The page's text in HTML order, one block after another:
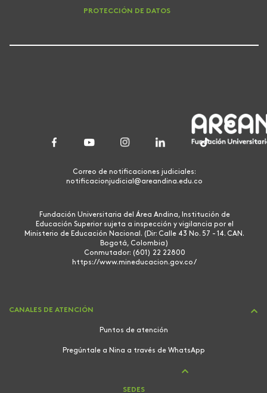
PROTECCIÓN DE DATOS
Correo de notificaciones judiciales:
notificacionjudicial@areandina.edu.co
Fundación Universitaria del Área Andina, Institución de
Educación Superior sujeta a inspección y vigilancia por el
Ministerio de Educación Nacional. (Dir: Calle 43 No. 57 - 14. CAN.
Bogotá, Colombia)
Conmutador: (601) 22 22800
https://www.mineducacion.gov.co/
CANALES DE ATENCIÓN
Puntos de atención
Pregúntale a Nina a través de WhatsApp
SEDES